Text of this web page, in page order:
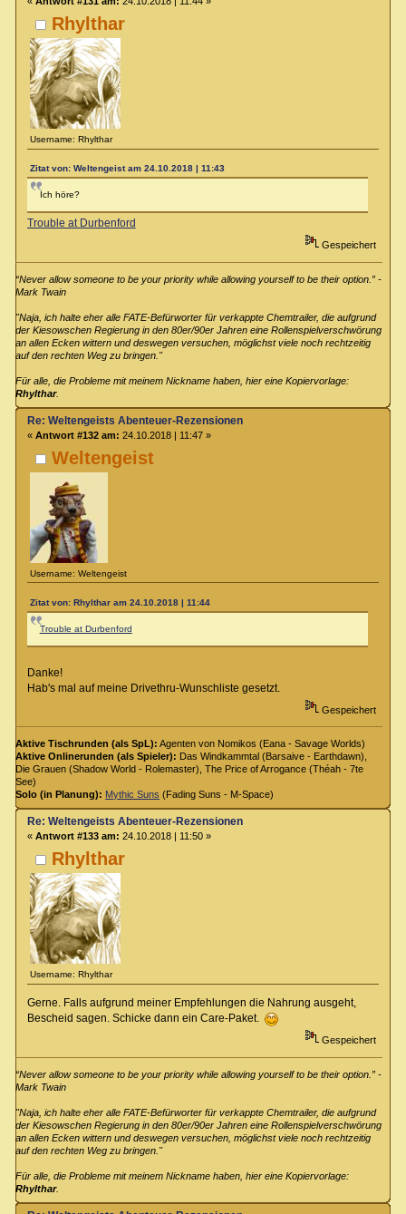
Rhylthar
Username: Rhylthar
Zitat von: Weltengeist am 24.10.2018 | 11:43
Ich höre?
Trouble at Durbenford
Gespeichert
“Never allow someone to be your priority while allowing yourself to be their option.” -
Mark Twain
"Naja, ich halte eher alle FATE-Befürworter für verkappte Chemtrailer, die aufgrund
der Kiesowschen Regierung in den 80er/90er Jahren eine Rollenspielverschwörung
an allen Ecken wittern und deswegen versuchen, möglichst viele noch rechtzeitig
auf den rechten Weg zu bringen."
Für alle, die Probleme mit meinem Nickname haben, hier eine Kopiervorlage:
Rhylthar.
Weltengeist
Username: Weltengeist
Re: Weltengeists Abenteuer-Rezensionen
« Antwort #132 am: 24.10.2018 | 11:47 »
Zitat von: Rhylthar am 24.10.2018 | 11:44
Trouble at Durbenford
Danke!
Hab's mal auf meine Drivethru-Wunschliste gesetzt.
Gespeichert
Aktive Tischrunden (als SpL): Agenten von Nomikos (Eana - Savage Worlds)
Aktive Onlinerunden (als Spieler): Das Windkammtal (Barsaive - Earthdawn),
Die Grauen (Shadow World - Rolemaster), The Price of Arrogance (Théah - 7te
See)
Solo (in Planung): Mythic Suns (Fading Suns - M-Space)
Rhylthar
Username: Rhylthar
Re: Weltengeists Abenteuer-Rezensionen
« Antwort #133 am: 24.10.2018 | 11:50 »
Gerne. Falls aufgrund meiner Empfehlungen die Nahrung ausgeht,
Bescheid sagen. Schicke dann ein Care-Paket.
Gespeichert
“Never allow someone to be your priority while allowing yourself to be their option.” -
Mark Twain
"Naja, ich halte eher alle FATE-Befürworter für verkappte Chemtrailer, die aufgrund
der Kiesowschen Regierung in den 80er/90er Jahren eine Rollenspielverschwörung
an allen Ecken wittern und deswegen versuchen, möglichst viele noch rechtzeitig
auf den rechten Weg zu bringen."
Für alle, die Probleme mit meinem Nickname haben, hier eine Kopiervorlage:
Rhylthar.